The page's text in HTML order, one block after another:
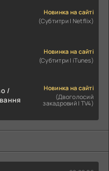
Новинка на сайті
(Субтитри | Netflix)
Новинка на сайті
(Субтитри | iTunes)
/
Новинка на сайті
(Двоголосий
закадровий | TV4)